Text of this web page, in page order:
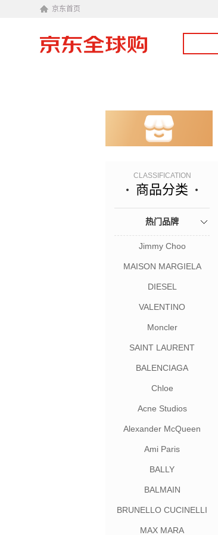
京东首页
CLASSIFICATION
商品分类
热门品牌
Jimmy Choo
MAISON MARGIELA
DIESEL
VALENTINO
Moncler
SAINT LAURENT
BALENCIAGA
Chloe
Acne Studios
Alexander McQueen
Ami Paris
BALLY
BALMAIN
BRUNELLO CUCINELLI
MAX MARA